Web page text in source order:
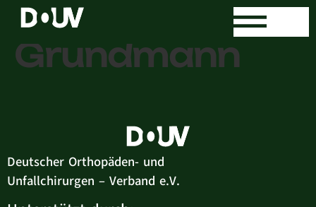
Fanny
Grundmann
Deutscher Orthopäden- und
Unfallchirurgen – Verband e.V.